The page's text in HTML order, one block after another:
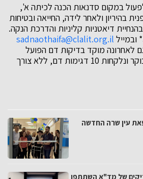
במקום סדנאות הכנה לכיתה א',
בהיריון ולאחר לידה, החייאה ובטיחות
דיאטניות קליניות והדרכת הנקה.
sadnaothaifa@clalit.org.il
לאחרונה מוקד בדיקות דם הפועל
בשעות מוקדמות של הבוקר ונלקחות 10 דגימות דם, ללא צורך
עין שרה החדשה
של מד"א השתתפו